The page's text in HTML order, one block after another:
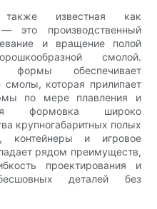
также известная как
это производственный
и вращение полой
смолой.
формы обеспечивает
которая прилипает
по мере плавления и
формовка широко
крупногабаритных полых
контейнеры и игровое
рядом преимуществ,
проектирования и
деталей без